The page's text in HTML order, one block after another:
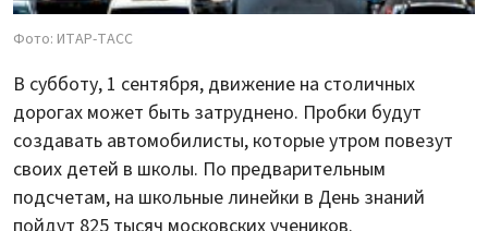
Фото: ИТАР-ТАСС
В субботу, 1 сентября, движение на столичных
дорогах может быть затруднено. Пробки будут
создавать автомобилисты, которые утром повезут
своих детей в школы. По предварительным
подсчетам, на школьные линейки в День знаний